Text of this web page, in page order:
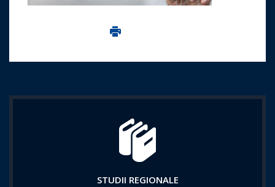
Imprima aceasta pagina
STUDII REGIONALE